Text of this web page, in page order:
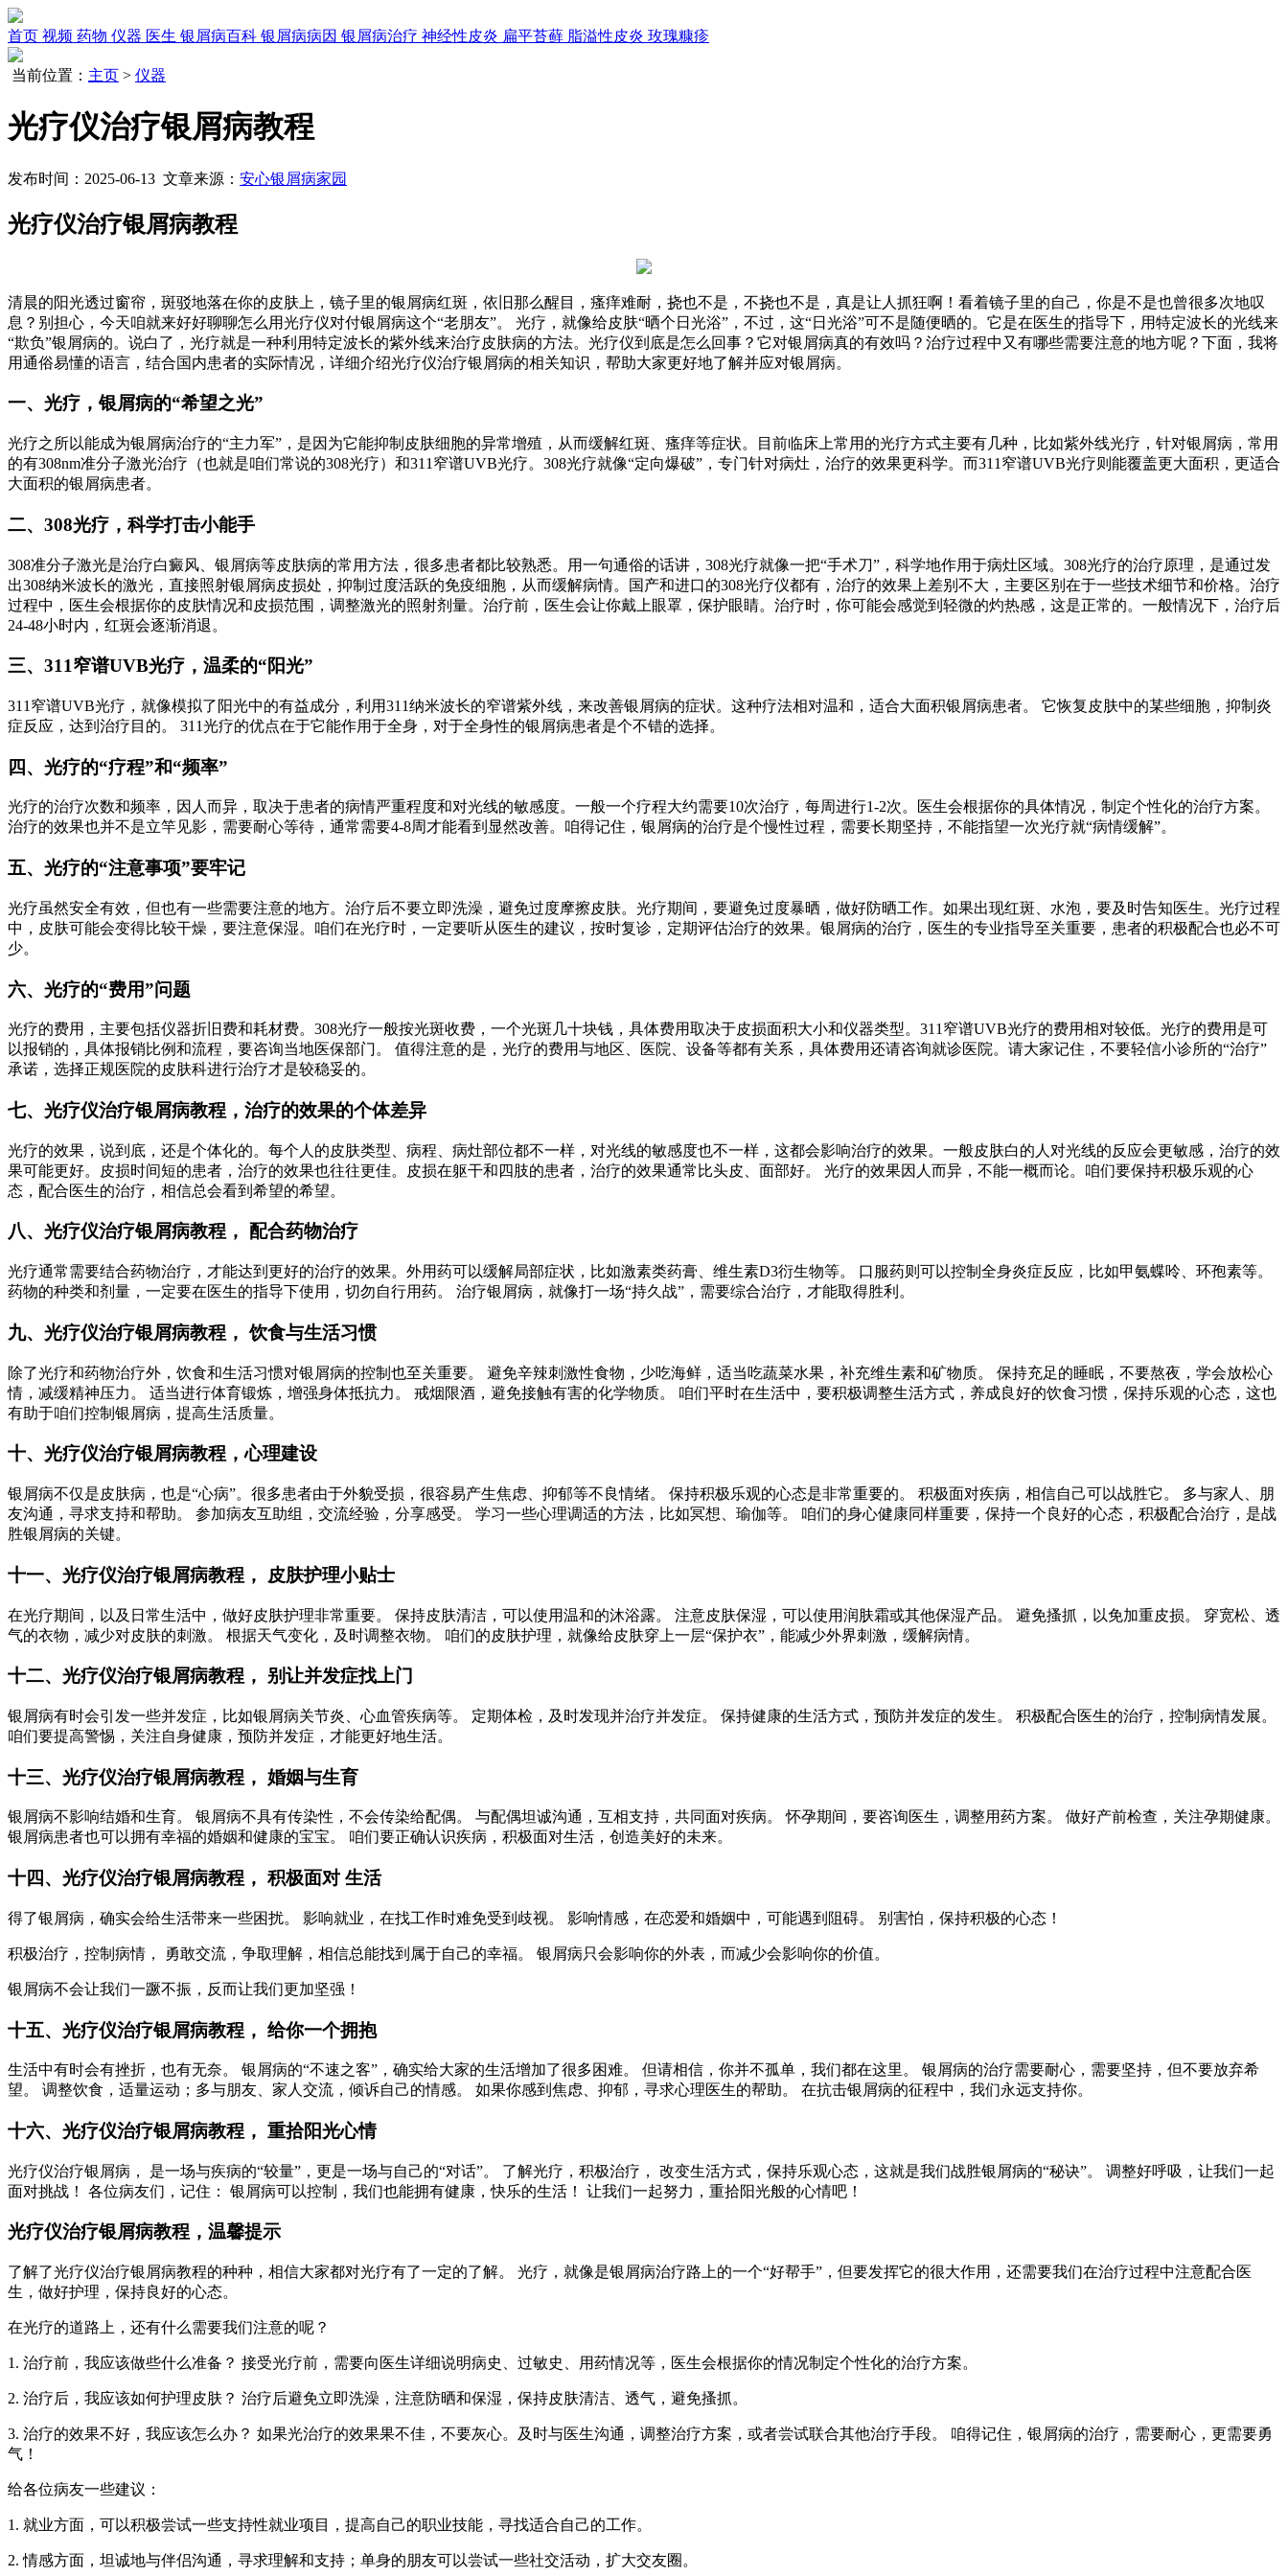
首页 视频 药物 仪器 医生 银屑病百科 银屑病病因 银屑病治疗 神经性皮炎 扁平苔藓 脂溢性皮炎 玫瑰糠疹
当前位置： 主页 > 仪器
光疗仪治疗银屑病教程
发布时间：2025-06-13 文章来源： 安心银屑病家园
光疗仪治疗银屑病教程
清晨的阳光透过窗帘，斑驳地落在你的皮肤上，镜子里的银屑病红斑，依旧那么醒目，瘙痒难耐，挠也不是，不挠也不是，真是让人抓狂啊！看着镜子里的自己，你是不是也曾很多次地叹
息？别担心，今天咱就来好好聊聊怎么用光疗仪对付银屑病这个“老朋友”。 光疗，就像给皮肤“晒个日光浴”，不过，这“日光浴”可不是随便晒的。它是在医生的指导下，用特定波长的光线来
“欺负”银屑病的。说白了，光疗就是一种利用特定波长的紫外线来治疗皮肤病的方法。光疗仪到底是怎么回事？它对银屑病真的有效吗？治疗过程中又有哪些需要注意的地方呢？下面，我将
用通俗易懂的语言，结合国内患者的实际情况，详细介绍光疗仪治疗银屑病的相关知识，帮助大家更好地了解并应对银屑病。
一、光疗，银屑病的“希望之光”
光疗之所以能成为银屑病治疗的“主力军”，是因为它能抑制皮肤细胞的异常增殖，从而缓解红斑、瘙痒等症状。目前临床上常用的光疗方式主要有几种，比如紫外线光疗，针对银屑病，常用
的有308nm准分子激光治疗（也就是咱们常说的308光疗）和311窄谱UVB光疗。308光疗就像“定向爆破”，专门针对病灶，治疗的效果更科学。而311窄谱UVB光疗则能覆盖更大面积，更适合
大面积的银屑病患者。
二、308光疗，科学打击小能手
308准分子激光是治疗白癜风、银屑病等皮肤病的常用方法，很多患者都比较熟悉。用一句通俗的话讲，308光疗就像一把“手术刀”，科学地作用于病灶区域。308光疗的治疗原理，是通过发
出308纳米波长的激光，直接照射银屑病皮损处，抑制过度活跃的免疫细胞，从而缓解病情。国产和进口的308光疗仪都有，治疗的效果上差别不大，主要区别在于一些技术细节和价格。治疗
过程中，医生会根据你的皮肤情况和皮损范围，调整激光的照射剂量。治疗前，医生会让你戴上眼罩，保护眼睛。治疗时，你可能会感觉到轻微的灼热感，这是正常的。一般情况下，治疗后
24-48小时内，红斑会逐渐消退。
三、311窄谱UVB光疗，温柔的“阳光”
311窄谱UVB光疗，就像模拟了阳光中的有益成分，利用311纳米波长的窄谱紫外线，来改善银屑病的症状。这种疗法相对温和，适合大面积银屑病患者。 它恢复皮肤中的某些细胞，抑制炎
症反应，达到治疗目的。 311光疗的优点在于它能作用于全身，对于全身性的银屑病患者是个不错的选择。
四、光疗的“疗程”和“频率”
光疗的治疗次数和频率，因人而异，取决于患者的病情严重程度和对光线的敏感度。一般一个疗程大约需要10次治疗，每周进行1-2次。医生会根据你的具体情况，制定个性化的治疗方案。
治疗的效果也并不是立竿见影，需要耐心等待，通常需要4-8周才能看到显然改善。咱得记住，银屑病的治疗是个慢性过程，需要长期坚持，不能指望一次光疗就“病情缓解”。
五、光疗的“注意事项”要牢记
光疗虽然安全有效，但也有一些需要注意的地方。治疗后不要立即洗澡，避免过度摩擦皮肤。光疗期间，要避免过度暴晒，做好防晒工作。如果出现红斑、水泡，要及时告知医生。光疗过程
中，皮肤可能会变得比较干燥，要注意保湿。咱们在光疗时，一定要听从医生的建议，按时复诊，定期评估治疗的效果。银屑病的治疗，医生的专业指导至关重要，患者的积极配合也必不可
少。
六、光疗的“费用”问题
光疗的费用，主要包括仪器折旧费和耗材费。308光疗一般按光斑收费，一个光斑几十块钱，具体费用取决于皮损面积大小和仪器类型。311窄谱UVB光疗的费用相对较低。光疗的费用是可
以报销的，具体报销比例和流程，要咨询当地医保部门。 值得注意的是，光疗的费用与地区、医院、设备等都有关系，具体费用还请咨询就诊医院。请大家记住，不要轻信小诊所的“治疗”
承诺，选择正规医院的皮肤科进行治疗才是较稳妥的。
七、光疗仪治疗银屑病教程，治疗的效果的个体差异
光疗的效果，说到底，还是个体化的。每个人的皮肤类型、病程、病灶部位都不一样，对光线的敏感度也不一样，这都会影响治疗的效果。一般皮肤白的人对光线的反应会更敏感，治疗的效
果可能更好。皮损时间短的患者，治疗的效果也往往更佳。皮损在躯干和四肢的患者，治疗的效果通常比头皮、面部好。 光疗的效果因人而异，不能一概而论。咱们要保持积极乐观的心
态，配合医生的治疗，相信总会看到希望的希望。
八、光疗仪治疗银屑病教程， 配合药物治疗
光疗通常需要结合药物治疗，才能达到更好的治疗的效果。外用药可以缓解局部症状，比如激素类药膏、维生素D3衍生物等。 口服药则可以控制全身炎症反应，比如甲氨蝶呤、环孢素等。
药物的种类和剂量，一定要在医生的指导下使用，切勿自行用药。 治疗银屑病，就像打一场“持久战”，需要综合治疗，才能取得胜利。
九、光疗仪治疗银屑病教程， 饮食与生活习惯
除了光疗和药物治疗外，饮食和生活习惯对银屑病的控制也至关重要。 避免辛辣刺激性食物，少吃海鲜，适当吃蔬菜水果，补充维生素和矿物质。 保持充足的睡眠，不要熬夜，学会放松心
情，减缓精神压力。 适当进行体育锻炼，增强身体抵抗力。 戒烟限酒，避免接触有害的化学物质。 咱们平时在生活中，要积极调整生活方式，养成良好的饮食习惯，保持乐观的心态，这也
有助于咱们控制银屑病，提高生活质量。
十、光疗仪治疗银屑病教程，心理建设
银屑病不仅是皮肤病，也是“心病”。很多患者由于外貌受损，很容易产生焦虑、抑郁等不良情绪。 保持积极乐观的心态是非常重要的。 积极面对疾病，相信自己可以战胜它。 多与家人、朋
友沟通，寻求支持和帮助。 参加病友互助组，交流经验，分享感受。 学习一些心理调适的方法，比如冥想、瑜伽等。 咱们的身心健康同样重要，保持一个良好的心态，积极配合治疗，是战
胜银屑病的关键。
十一、光疗仪治疗银屑病教程， 皮肤护理小贴士
在光疗期间，以及日常生活中，做好皮肤护理非常重要。 保持皮肤清洁，可以使用温和的沐浴露。 注意皮肤保湿，可以使用润肤霜或其他保湿产品。 避免搔抓，以免加重皮损。 穿宽松、透
气的衣物，减少对皮肤的刺激。 根据天气变化，及时调整衣物。 咱们的皮肤护理，就像给皮肤穿上一层“保护衣”，能减少外界刺激，缓解病情。
十二、光疗仪治疗银屑病教程， 别让并发症找上门
银屑病有时会引发一些并发症，比如银屑病关节炎、心血管疾病等。 定期体检，及时发现并治疗并发症。 保持健康的生活方式，预防并发症的发生。 积极配合医生的治疗，控制病情发展。
咱们要提高警惕，关注自身健康，预防并发症，才能更好地生活。
十三、光疗仪治疗银屑病教程， 婚姻与生育
银屑病不影响结婚和生育。 银屑病不具有传染性，不会传染给配偶。 与配偶坦诚沟通，互相支持，共同面对疾病。 怀孕期间，要咨询医生，调整用药方案。 做好产前检查，关注孕期健康。
银屑病患者也可以拥有幸福的婚姻和健康的宝宝。 咱们要正确认识疾病，积极面对生活，创造美好的未来。
十四、光疗仪治疗银屑病教程， 积极面对 生活
得了银屑病，确实会给生活带来一些困扰。 影响就业，在找工作时难免受到歧视。 影响情感，在恋爱和婚姻中，可能遇到阻碍。 别害怕，保持积极的心态！
积极治疗，控制病情， 勇敢交流，争取理解，相信总能找到属于自己的幸福。 银屑病只会影响你的外表，而减少会影响你的价值。
银屑病不会让我们一蹶不振，反而让我们更加坚强！
十五、光疗仪治疗银屑病教程， 给你一个拥抱
生活中有时会有挫折，也有无奈。 银屑病的“不速之客”，确实给大家的生活增加了很多困难。 但请相信，你并不孤单，我们都在这里。 银屑病的治疗需要耐心，需要坚持，但不要放弃希
望。 调整饮食，适量运动；多与朋友、家人交流，倾诉自己的情感。 如果你感到焦虑、抑郁，寻求心理医生的帮助。 在抗击银屑病的征程中，我们永远支持你。
十六、光疗仪治疗银屑病教程， 重拾阳光心情
光疗仪治疗银屑病， 是一场与疾病的“较量”，更是一场与自己的“对话”。 了解光疗，积极治疗， 改变生活方式，保持乐观心态，这就是我们战胜银屑病的“秘诀”。 调整好呼吸，让我们一起
面对挑战！ 各位病友们，记住： 银屑病可以控制，我们也能拥有健康，快乐的生活！ 让我们一起努力，重拾阳光般的心情吧！
光疗仪治疗银屑病教程，温馨提示
了解了光疗仪治疗银屑病教程的种种，相信大家都对光疗有了一定的了解。 光疗，就像是银屑病治疗路上的一个“好帮手”，但要发挥它的很大作用，还需要我们在治疗过程中注意配合医
生，做好护理，保持良好的心态。
在光疗的道路上，还有什么需要我们注意的呢？
1. 治疗前，我应该做些什么准备？ 接受光疗前，需要向医生详细说明病史、过敏史、用药情况等，医生会根据你的情况制定个性化的治疗方案。
2. 治疗后，我应该如何护理皮肤？ 治疗后避免立即洗澡，注意防晒和保湿，保持皮肤清洁、透气，避免搔抓。
3. 治疗的效果不好，我应该怎么办？ 如果光治疗的效果果不佳，不要灰心。及时与医生沟通，调整治疗方案，或者尝试联合其他治疗手段。 咱得记住，银屑病的治疗，需要耐心，更需要勇
气！
给各位病友一些建议：
1. 就业方面，可以积极尝试一些支持性就业项目，提高自己的职业技能，寻找适合自己的工作。
2. 情感方面，坦诚地与伴侣沟通，寻求理解和支持；单身的朋友可以尝试一些社交活动，扩大交友圈。